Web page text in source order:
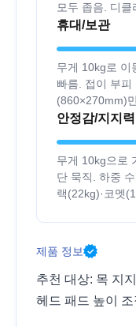
모두 좁음. 디클
휴대/보관
무게 10kg로 이
빠름. 접이 부피
(860×270mm)
안정감/지지력
무게 10kg으로
단 묵직. 하중
랙(22kg)·코멧
제품 정보
추천 대상: 목 지
헤드 패드 높이